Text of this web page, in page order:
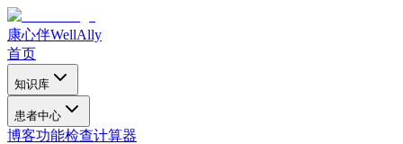
康心伴WellAlly
首页
知识库
患者中心
博客功能检查计算器